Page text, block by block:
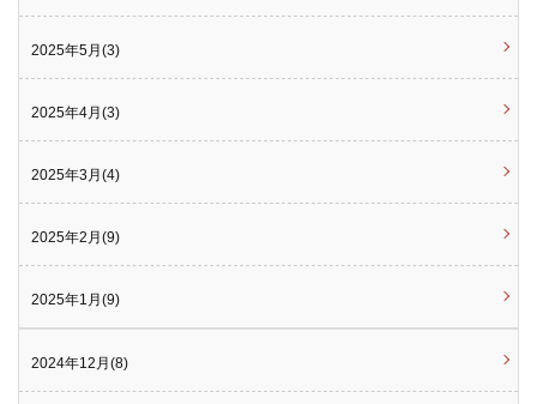
2025年5月(3)
2025年4月(3)
2025年3月(4)
2025年2月(9)
2025年1月(9)
2024年12月(8)